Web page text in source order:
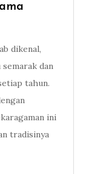
dikenal,
dan
tahun.
ini
tradisinya